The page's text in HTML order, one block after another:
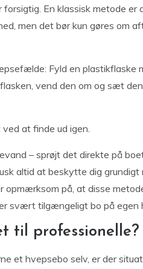
En klassisk metode er
men det bør kun gøres om
Fyld en plastikflaske
vend den om og sæt
at finde ud igen.
– sprøjt det direkte på
altid at beskytte dig grundigt
på, at disse
svært tilgængeligt bo på egen
til professionelle?
et hvepsebo selv, er der